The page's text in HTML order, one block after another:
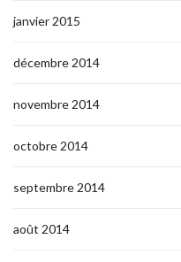
janvier 2015
décembre 2014
novembre 2014
octobre 2014
septembre 2014
août 2014